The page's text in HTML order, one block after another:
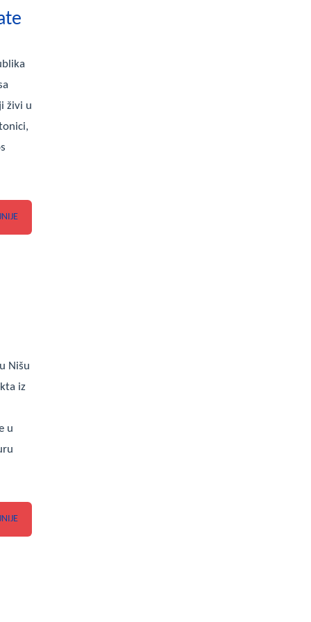
živi u
Nišu
iz
u